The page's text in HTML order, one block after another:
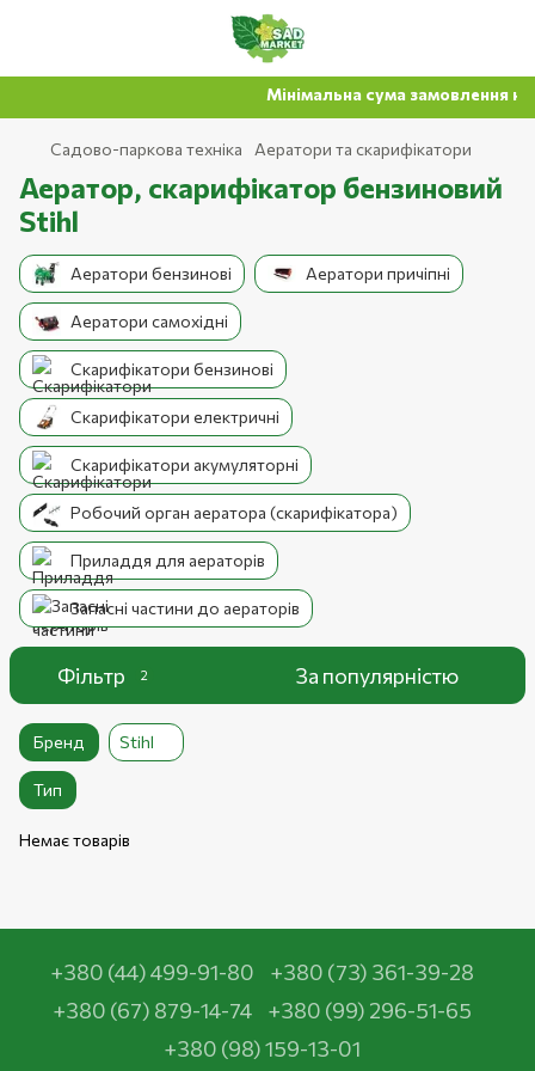
Мінімальна сума замовлення на
Садово-паркова техніка Аератори та скарифікатори
Аератор, скарифікатор бензиновий
Stihl
Аератори бензинові Аератори причіпні
Аератори самохідні
Скарифікатори бензинові
Скарифікатори електричні
Скарифікатори акумуляторні
Робочий орган аератора (скарифікатора)
Приладдя для аераторів
Запасні частини до аераторів
Фільтр 2 За популярністю
Бренд Stihl
Тип
Немає товарів
+380 (44) 499-91-80
+380 (73) 361-39-28
+380 (67) 879-14-74
+380 (99) 296-51-65
+380 (98) 159-13-01